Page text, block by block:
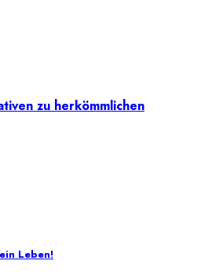
zu herkömmlichen
Leben!